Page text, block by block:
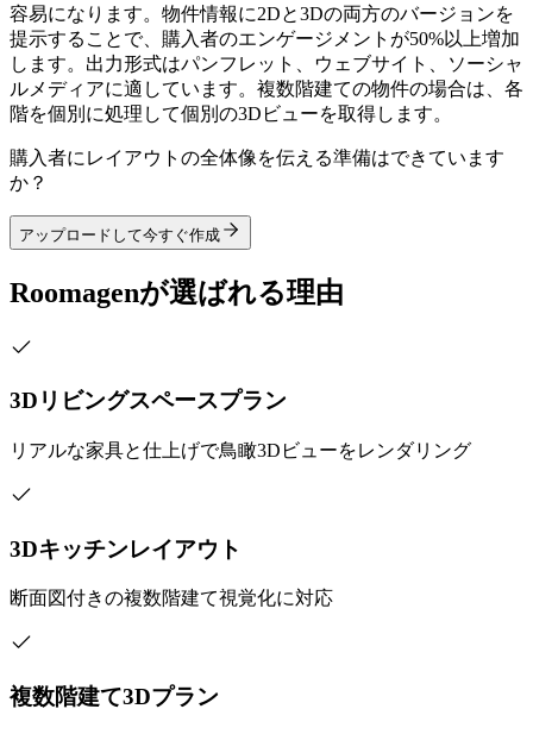
容易になります。物件情報に2Dと3Dの両方のバージョンを
提示することで、購入者のエンゲージメントが50%以上増加
します。出力形式はパンフレット、ウェブサイト、ソーシャ
ルメディアに適しています。複数階建ての物件の場合は、各
階を個別に処理して個別の3Dビューを取得します。
購入者にレイアウトの全体像を伝える準備はできています
か？
アップロードして今すぐ作成
Roomagenが選ばれる理由
3Dリビングスペースプラン
リアルな家具と仕上げで鳥瞰3Dビューをレンダリング
3Dキッチンレイアウト
断面図付きの複数階建て視覚化に対応
複数階建て3Dプラン